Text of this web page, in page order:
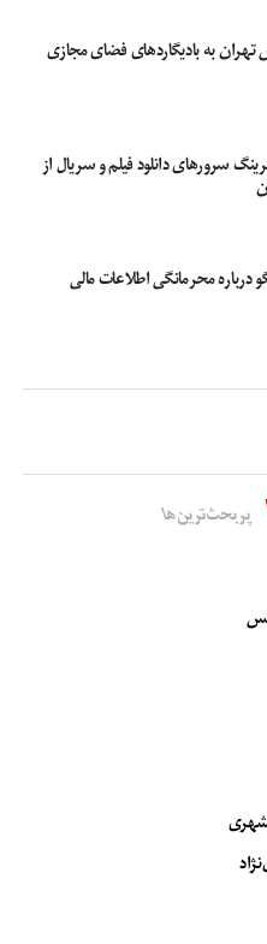
به بادیگاردهای فضای مجازی
سرورهای دانلود فیلم و سریال از
محرمانگی اطلاعات مالی
پربحث‌ترین‌ها